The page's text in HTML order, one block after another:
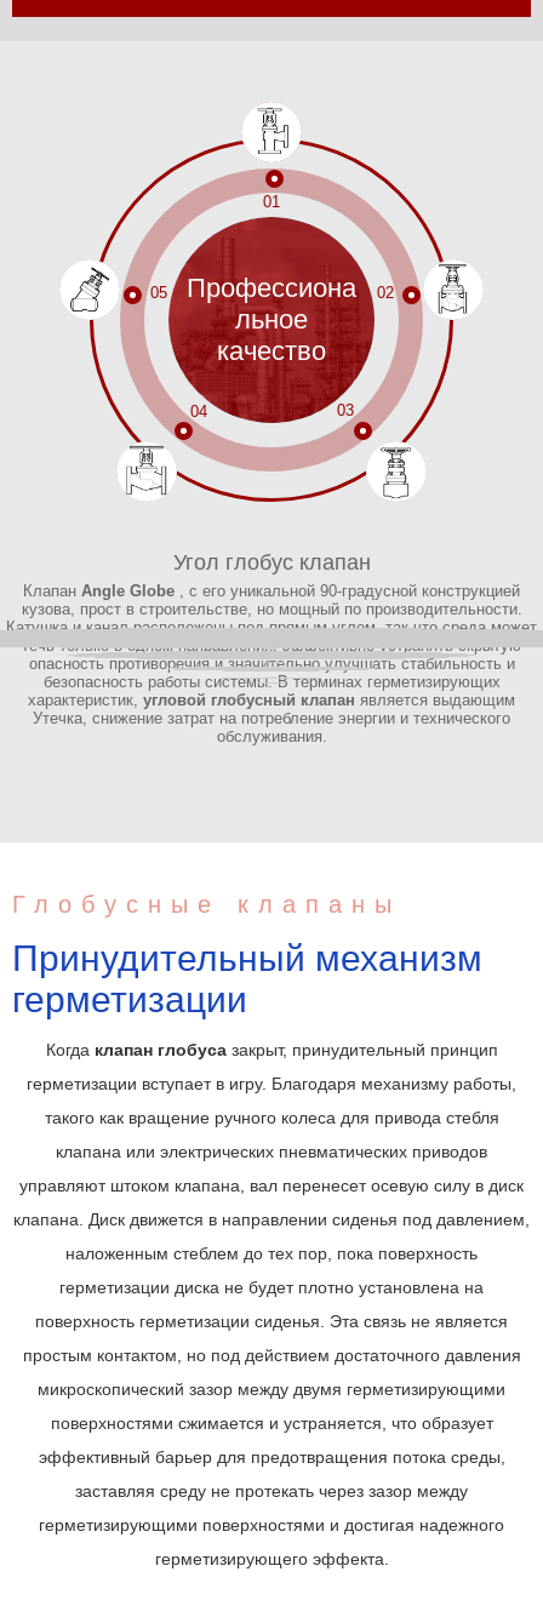
01
02
03
04
05
Профессиона
льное
качество
Угол глобус клапан
Клапан Angle Globe
, с его уникальной 90-градусной конструкцией
кузова, прост в строительстве, но мощный по производительности.
Катушка и канал расположены под прямым углом, так что среда может
течь только в одном направлении, эффективно устранять скрытую
опасность противоречия и значительно улучшать стабильность и
безопасность работы системы. В терминах герметизирующих
характеристик, угловой глобусный клапан является выдающим
Утечка, снижение затрат на потребление энергии и технического
обслуживания.
Клапан уплотнения давления
Прямой шар-клапан
J-VALVES BW
Seal Globe
Y-тип клапана глобуса
стоп-клапана Y-типа
Глобусные клапаны
Принудительный механизм
герметизации
Когда клапан глобуса закрыт, принудительный принцип
герметизации вступает в игру. Благодаря механизму работы,
такого как вращение ручного колеса для привода стебля
клапана или электрических пневматических приводов
управляют штоком клапана, вал перенесет осевую силу в диск
клапана. Диск движется в направлении сиденья под давлением,
наложенным стеблем до тех пор, пока поверхность
герметизации диска не будет плотно установлена ​​на
поверхность герметизации сиденья. Эта связь не является
простым контактом, но под действием достаточного давления
микроскопический зазор между двумя герметизирующими
поверхностями сжимается и устраняется, что образует
эффективный барьер для предотвращения потока среды,
заставляя среду не протекать через зазор между
герметизирующими поверхностями и достигая надежного
герметизирующего эффекта.